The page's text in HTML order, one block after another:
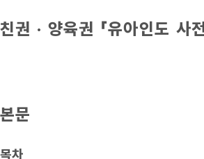
친권 · 양육권 「유아인도 사
본문
목차